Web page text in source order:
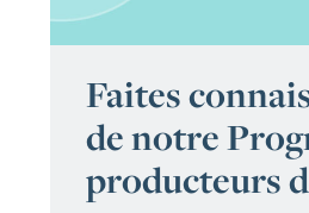
Faites
de notre
producteurs